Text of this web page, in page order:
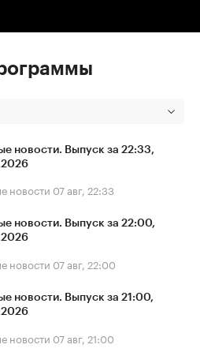
новости. Выпуск за 22:33,
новости 07 авг, 22:33
новости. Выпуск за 22:00,
новости 07 авг, 22:00
новости. Выпуск за 21:00,
новости 07 авг, 21:00